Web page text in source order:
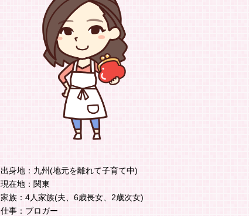
出身地：九州(地元を離れて子育て中)
現在地：関東
家族：4人家族(夫、6歳長女、2歳次女)
仕事：ブロガー